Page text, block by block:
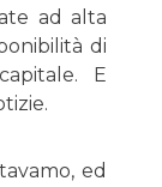
ad alta
di
E
ed